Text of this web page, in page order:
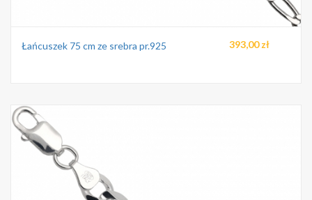
Łańcuszek 75 cm ze srebra pr.925 393,00 zł